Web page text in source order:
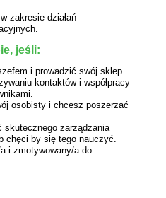
zakresie działań
jeśli:
i prowadzić swój sklep.
kontaktów i współpracy
osobisty i chcesz poszerzać
skutecznego zarządzania
chęci by się tego nauczyć.
i zmotywowany/a do